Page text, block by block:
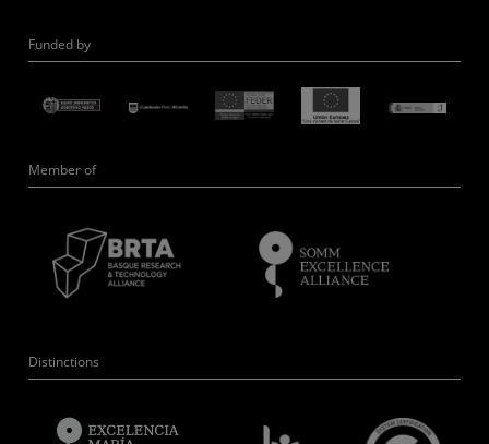
Funded by
Member of
Distinctions